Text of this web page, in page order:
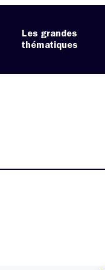
Les grandes
thématiques